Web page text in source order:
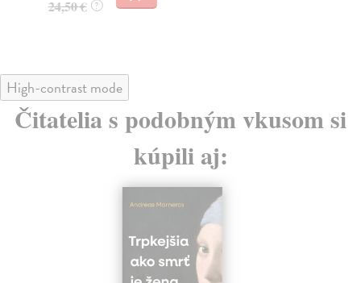
24,50 € ?
High-contrast mode
Čitatelia s podobným vkusom si
kúpili aj: